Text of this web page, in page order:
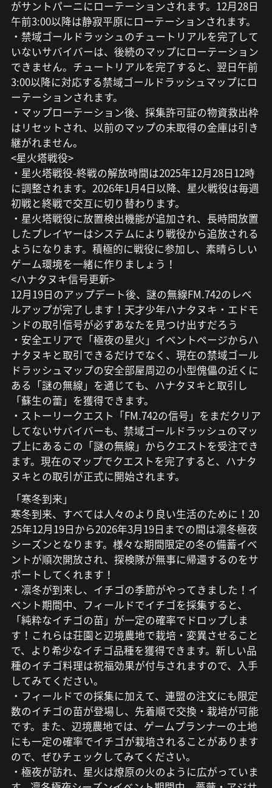
がサントパーニにローテーションされます。12月28日
午前3:00以降は静寂平原にローテーションされます。
・禁域ゴールドラッシュのチュートリアルを完了して
いないサバイバーは、後続のマップにローテーション
できません。チュートリアルを完了すると、翌日午前
3:00以降に対応する禁域ゴールドラッシュマップにロ
ーテーションされます。
・マップローテーション後、採集許可証の物資救出枠
はリセットされ、以前のマップの未取得の金庫は引き
継がれません。
<星火塔戦役>
・星火塔戦役-終戦の解放時間は2025年12月28日12時
に調整されます。2026年1月4日以降、星火戦役は毎週
初戦と終戦で交互に切り替わります。
・星火塔戦役に放置検出機能が追加され、長時間放置
したプレイヤーはシステムにより戦役から追放される
ようになります。積極的に戦役に参加し、素晴らしい
ゲーム環境を一緒に作りましょう！
<ハナタヌキ信号更新>
12月19日のアップデート後、謎の無線FM.742のレベ
ルアップが完了します！天才少年ハナタヌキ・エドモ
ンドの取引信号が必ずあなたを見つけ出すだろう
・安全エリアで「極夜の星火」イベントページからハ
ナタヌキと取引できるだけでなく、現在の禁域ゴール
ドラッシュマップの安全部屋周辺の小型傀儡の近くに
ある「謎の無線」を通じても、ハナタヌキと取引し
「蘇生の蕾」を獲得できます。
・ストーリークエスト「FM.742の信号」をまだクリア
してないサバイバーも、禁域ゴールドラッシュのマッ
プ上にあるこの「謎の無線」からクエストを受注でき
ます。現在のマップでクエストを完了すると、ハナタ
ヌキとの取引が正式に開始されます。
「寒冬到来」
寒冬到来、すべては人々のより良い生活のために！20
25年12月19日から2026年3月19日までの間は凛冬極夜
シーズンとなります。様々な期間限定の冬の備蓄イベ
ントが順次開放され、探検隊が無事に帰還するのをサ
ポートしてくれます！
・凛冬が到来し、イチゴの季節がやってきました！イ
ベント期間中、フィールドでイチゴを採集すると、
「純粋なイチゴの苗」が一定の確率でドロップしま
す！これらは荘園と辺境農地で栽培・変異させること
で、より希少なイチゴ品種を獲得できます。新しい品
種のイチゴ料理は祝福効果が付与されますので、入手
してみてください。
・フィールドでの採集に加えて、連盟の注文にも限定
数のイチゴの苗が登場し、先着順で交換・栽培が可能
です。また、辺境農地では、ゲームプランナーの土地
にも一定の確率でイチゴが栽培されることがあります
ので、ぜひチェックしてみてください。
・極夜が訪れ、星火は燎原の火のように広がっていま